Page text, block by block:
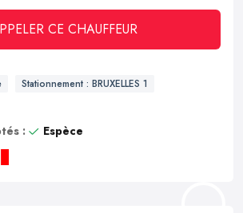
CE CHAUFFEUR
Stationnement : BRUXELLES 1
:
Espèce